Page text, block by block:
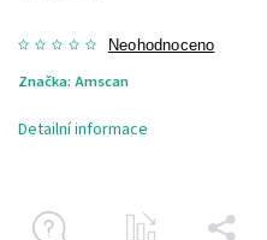
Neohodnoceno
Značka: Amscan
Detailní informace